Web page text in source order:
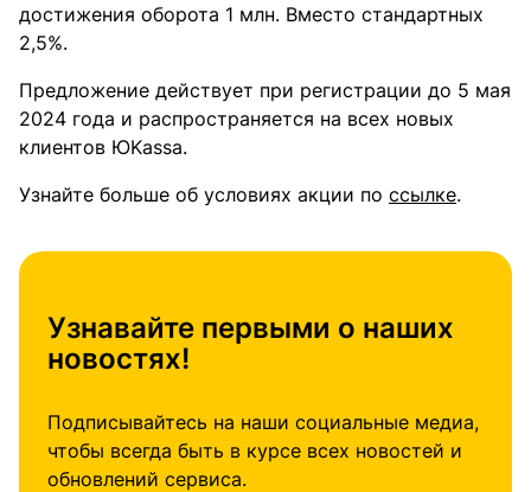
достижения оборота 1 млн. Вместо стандартных
2,5%.
Предложение действует при регистрации до 5 мая
2024 года и распространяется на всех новых
клиентов ЮKassa.
Узнайте больше об условиях акции по ссылке.
Узнавайте первыми о наших
новостях!
Подписывайтесь на наши социальные медиа,
чтобы всегда быть в курсе всех новостей и
обновлений сервиса.